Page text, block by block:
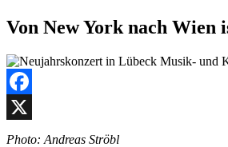
Von New York nach Wien
Facebook
X
Photo: Andreas Ströbl